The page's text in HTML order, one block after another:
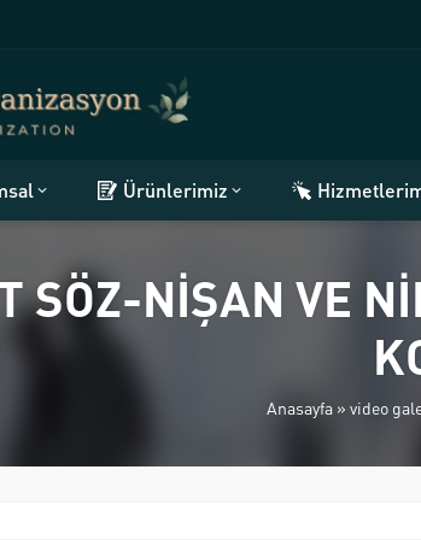
Ürünlerimiz
SÖZ-NİŞAN VE
Anasayfa» video